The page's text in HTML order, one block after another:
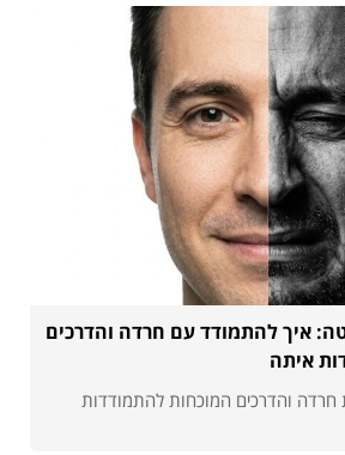
איך להתמודד עם חרדה והדרכים
איתה
חרדה והדרכים המוכחות להתמודדות